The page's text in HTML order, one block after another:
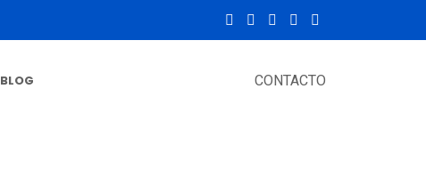
BLOG CONTACTO